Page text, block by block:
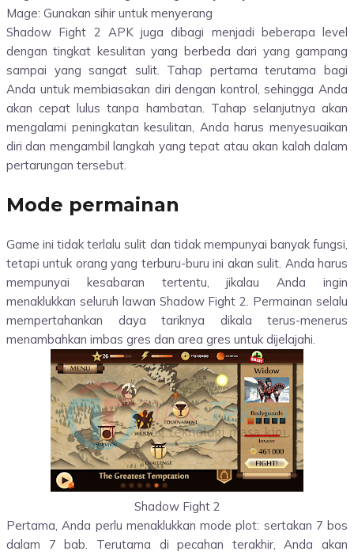
Mage: Gunakan sihir untuk menyerang
Shadow Fight 2 APK juga dibagi menjadi beberapa level
dengan tingkat kesulitan yang berbeda dari yang gampang
sampai yang sangat sulit. Tahap pertama terutama bagi
Anda untuk membiasakan diri dengan kontrol, sehingga Anda
akan cepat lulus tanpa hambatan. Tahap selanjutnya akan
mengalami peningkatan kesulitan, Anda harus menyesuaikan
diri dan mengambil langkah yang tepat atau akan kalah dalam
pertarungan tersebut.
Mode permainan
Game ini tidak terlalu sulit dan tidak mempunyai banyak fungsi,
tetapi untuk orang yang terburu-buru ini akan sulit. Anda harus
mempunyai kesabaran tertentu, jikalau Anda ingin
menaklukkan seluruh lawan Shadow Fight 2. Permainan selalu
mempertahankan daya tariknya dikala terus-menerus
menambahkan imbas gres dan area gres untuk dijelajahi.
Shadow Fight 2
Pertama, Anda perlu menaklukkan mode plot: sertakan 7 bos
dalam 7 bab. Terutama di pecahan terakhir, Anda akan